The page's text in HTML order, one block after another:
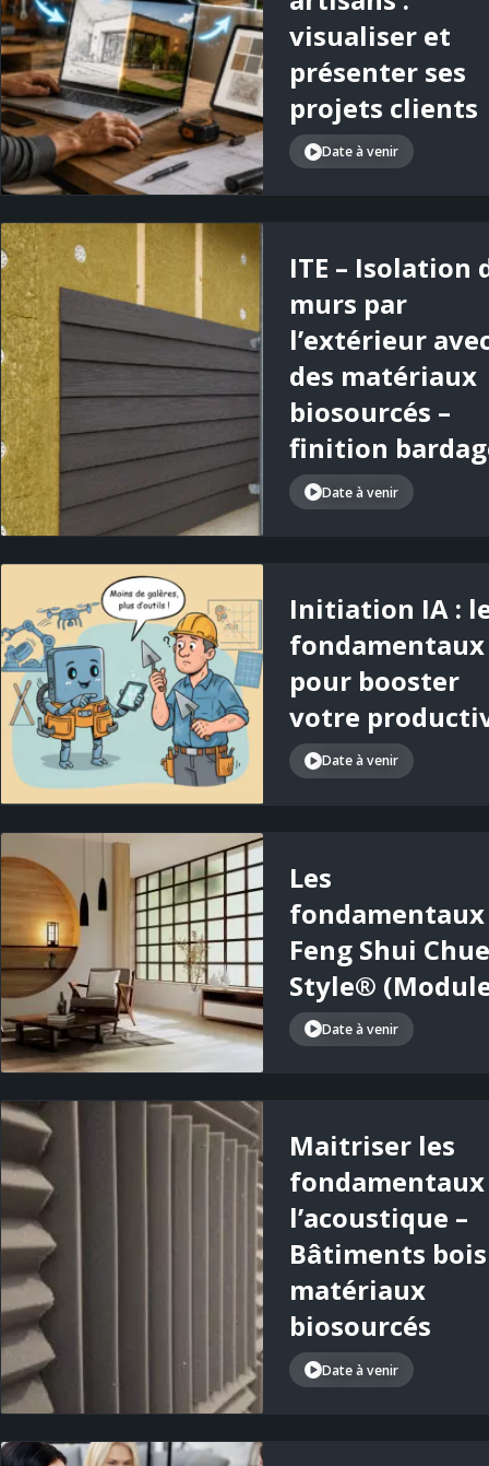
visualiser et
présenter ses
projets clients
Date à venir
ITE – Isolation
murs par
l’extérieur
des matériaux
biosourcés –
finition
Date à venir
Initiation IA :
fondamentaux
pour booster
votre
Date à venir
Les
Feng Shui Chue
Style®
Date à venir
Maitriser les
fondamentaux
l’acoustique –
Bâtiments
matériaux
biosourcés
Date à venir